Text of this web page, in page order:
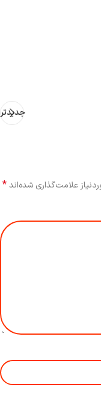
جدیدتر
علامت‌گذاری شده‌اند*